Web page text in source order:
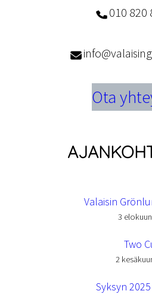
010 820
Ota
Valaisin
3
Two
2
Syksyn